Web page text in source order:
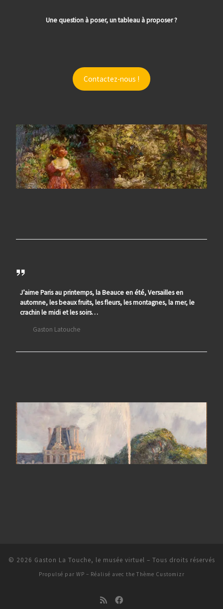
Une question à poser, un tableau à proposer ?
Contactez-nous !
J’aime Paris au printemps, la Beauce en été, Versailles en
automne, les beaux fruits, les fleurs, les montagnes, la mer, le
crachin le midi et les soirs…
Gaston Latouche
© 2026 Gaston La Touche, le musée virtuel – Tous droits réservés
Propulsé par WP – Réalisé avec the Thème Customizr